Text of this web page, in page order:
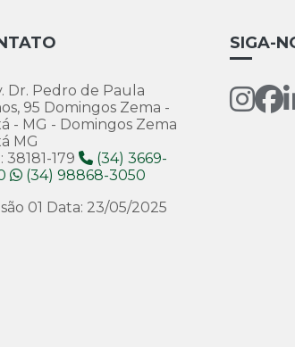
Dr. Pedro de Paula
95 Domingos Zema -
- MG - Domingos Zema
MG
38181-179
(34) 3669-
(34) 98868-3050
01 Data: 23/05/2025
SIGA-